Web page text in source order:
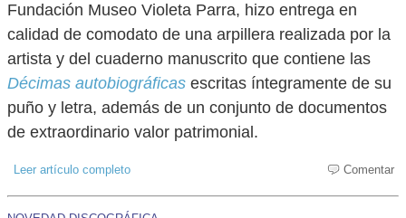
Fundación Museo Violeta Parra, hizo entrega en
calidad de comodato de una arpillera realizada por la
artista y del cuaderno manuscrito que contiene las
Décimas autobiográficas escritas íntegramente de su
puño y letra, además de un conjunto de documentos
de extraordinario valor patrimonial.
Leer artículo completo Comentar